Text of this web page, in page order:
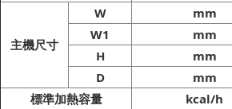
主機尺寸
W mm
W1
mm
H
mm
D
mm
標準加熱容量
kcal/h